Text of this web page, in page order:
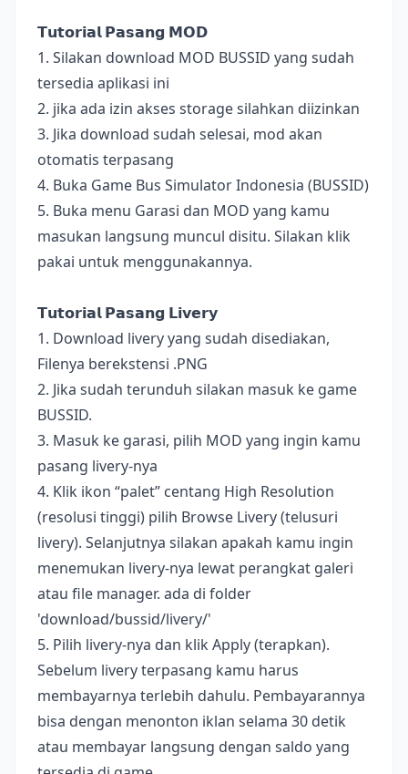
𝗧𝘂𝘁𝗼𝗿𝗶𝗮𝗹 𝗣𝗮𝘀𝗮𝗻𝗴 𝗠𝗢𝗗
1. Silakan download MOD BUSSID yang sudah
tersedia aplikasi ini
2. jika ada izin akses storage silahkan diizinkan
3. Jika download sudah selesai, mod akan
otomatis terpasang
4. Buka Game Bus Simulator Indonesia (BUSSID)
5. Buka menu Garasi dan MOD yang kamu
masukan langsung muncul disitu. Silakan klik
pakai untuk menggunakannya.
𝗧𝘂𝘁𝗼𝗿𝗶𝗮𝗹 𝗣𝗮𝘀𝗮𝗻𝗴 𝗟𝗶𝘃𝗲𝗿𝘆
1. Download livery yang sudah disediakan,
Filenya berekstensi .PNG
2. Jika sudah terunduh silakan masuk ke game
BUSSID.
3. Masuk ke garasi, pilih MOD yang ingin kamu
pasang livery-nya
4. Klik ikon “palet” centang High Resolution
(resolusi tinggi) pilih Browse Livery (telusuri
livery). Selanjutnya silakan apakah kamu ingin
menemukan livery-nya lewat perangkat galeri
atau file manager. ada di folder
'download/bussid/livery/'
5. Pilih livery-nya dan klik Apply (terapkan).
Sebelum livery terpasang kamu harus
membayarnya terlebih dahulu. Pembayarannya
bisa dengan menonton iklan selama 30 detik
atau membayar langsung dengan saldo yang